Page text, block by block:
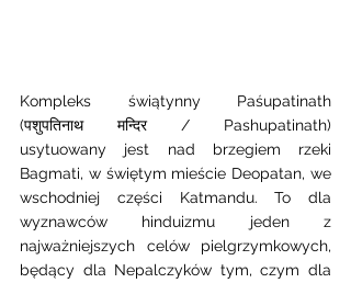
Kompleks świątynny Paśupatinath
(पशुपतिनाथ मन्दिर / Pashupatinath)
usytuowany jest nad brzegiem rzeki
Bagmati, w świętym mieście Deopatan, we
wschodniej części Katmandu. To dla
wyznawców hinduizmu jeden z
najważniejszych celów pielgrzymkowych,
będący dla Nepalczyków tym, czym dla